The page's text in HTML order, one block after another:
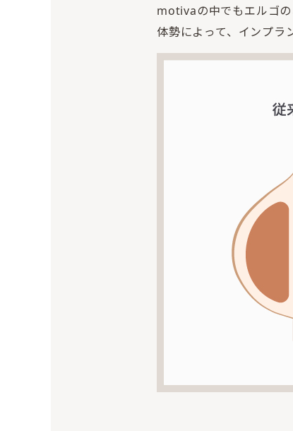
motivaの中でもエルゴの
体勢によって、インプラ